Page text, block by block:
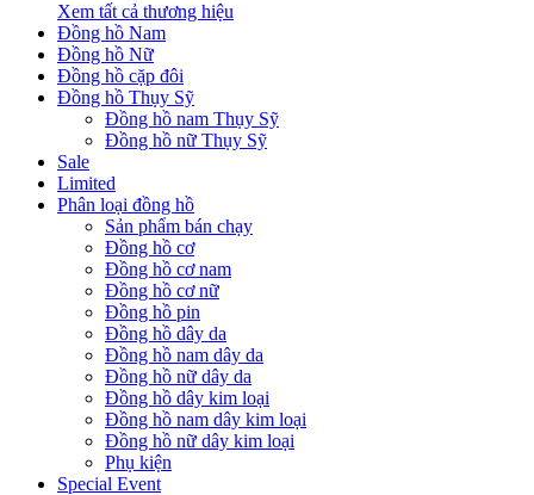
Xem tất cả thương hiệu
Đồng hồ Nam
Đồng hồ Nữ
Đồng hồ cặp đôi
Đồng hồ Thụy Sỹ
Đồng hồ nam Thụy Sỹ
Đồng hồ nữ Thụy Sỹ
Sale
Limited
Phân loại đồng hồ
Sản phẩm bán chạy
Đồng hồ cơ
Đồng hồ cơ nam
Đồng hồ cơ nữ
Đồng hồ pin
Đồng hồ dây da
Đồng hồ nam dây da
Đồng hồ nữ dây da
Đồng hồ dây kim loại
Đồng hồ nam dây kim loại
Đồng hồ nữ dây kim loại
Phụ kiện
Special Event